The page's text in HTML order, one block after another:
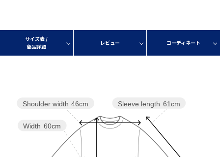
サイズ表 /
商品詳細
レビュー コーディネート
Sleeve length 61cm
Width 60cm
Shoulder width 46cm